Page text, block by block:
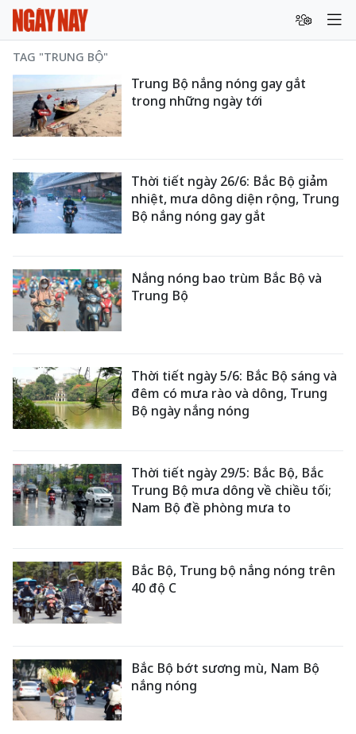
TAG "TRUNG BỘ"
Trung Bộ nắng nóng gay gắt
trong những ngày tới
Thời tiết ngày 26/6: Bắc Bộ giảm
nhiệt, mưa dông diện rộng, Trung
Bộ nắng nóng gay gắt
Nắng nóng bao trùm Bắc Bộ và
Trung Bộ
Thời tiết ngày 5/6: Bắc Bộ sáng và
đêm có mưa rào và dông, Trung
Bộ ngày nắng nóng
Thời tiết ngày 29/5: Bắc Bộ, Bắc
Trung Bộ mưa dông về chiều tối;
Nam Bộ đề phòng mưa to
Bắc Bộ, Trung bộ nắng nóng trên
40 độ C
Bắc Bộ bớt sương mù, Nam Bộ
nắng nóng